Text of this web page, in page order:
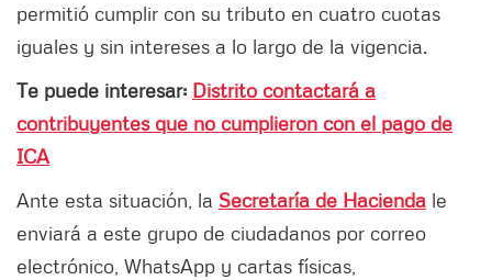
permitió cumplir con su tributo en cuatro cuotas
iguales y sin intereses a lo largo de la vigencia.
Te puede interesar: Distrito contactará a
contribuyentes que no cumplieron con el pago de
ICA
Ante esta situación, la Secretaría de Hacienda le
enviará a este grupo de ciudadanos por correo
electrónico, WhatsApp y cartas físicas,